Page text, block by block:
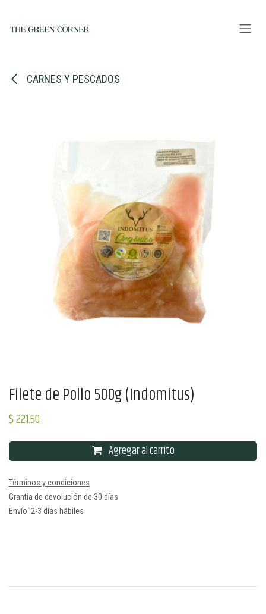
CARNES Y PESCADOS
Filete de Pollo 500g (Indomitus)
$221.50
Agregar al carrito
Términos y condiciones
Grantía de devolución de 30 días
Envío: 2-3 días hábiles